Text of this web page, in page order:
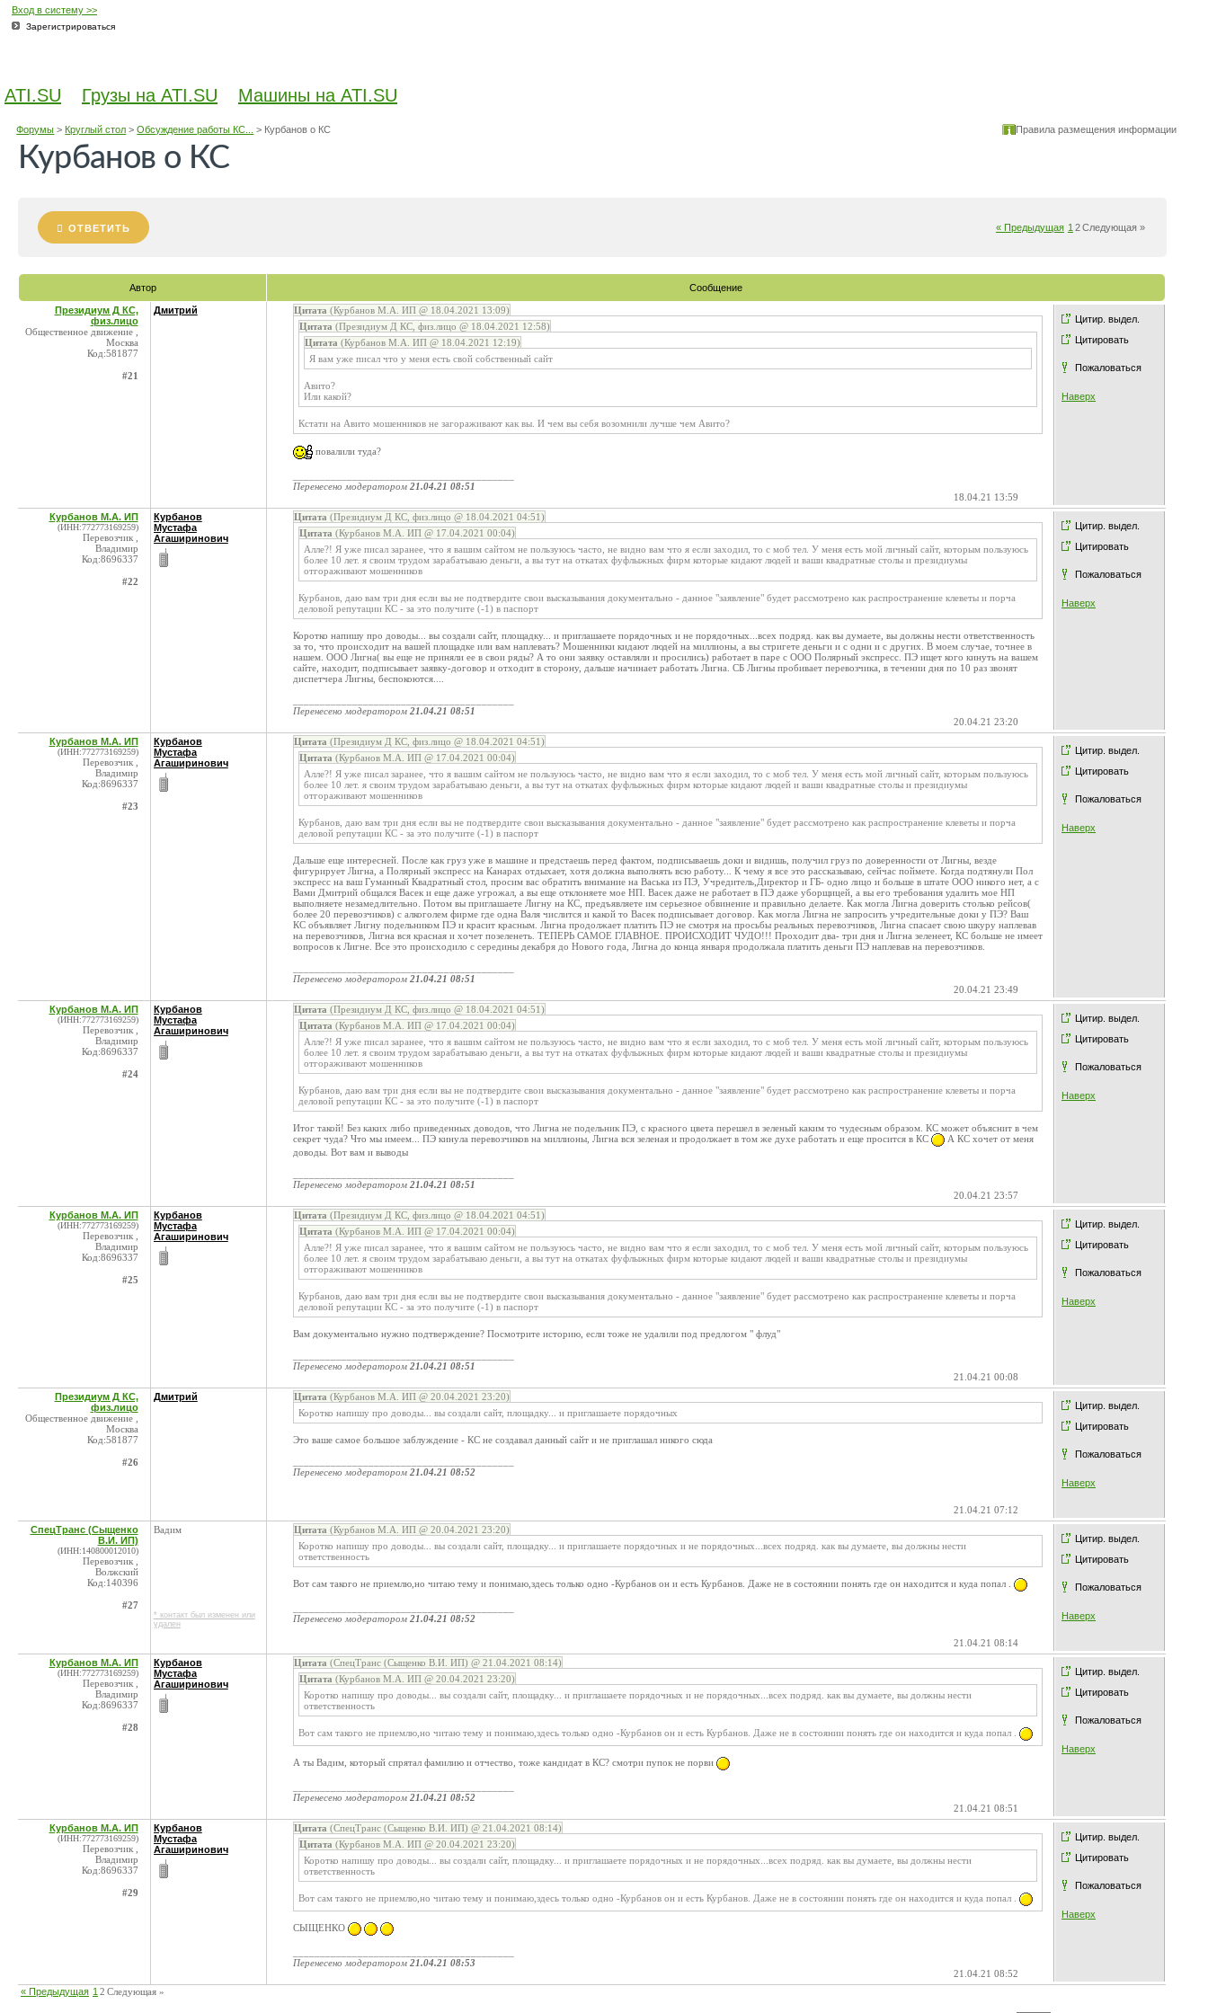
Вход в систему >>
Зарегистрироваться
ATI.SU Грузы на ATI.SU Машины на ATI.SU
Форумы >Круглый стол >Обсуждение работы КС... > Курбанов о КС Правила размещения информации
Курбанов о КС
ОТВЕТИТЬ « Предыдущая 1 2Следующая »
Автор Сообщение
Цитир. выдел.
Цитировать
Пожаловаться
Наверх
Президиум Д КС,
физ.лицо
Общественное движение ,
Москва
Код:581877
#21
Дмитрий Цитата (Курбанов М.А. ИП @ 18.04.2021 13:09)
Цитата (Президиум Д КС, физ.лицо @ 18.04.2021 12:58)
Цитата (Курбанов М.А. ИП @ 18.04.2021 12:19)
Я вам уже писал что у меня есть свой собственный сайт
Авито?
Или какой?
Кстати на Авито мошенников не загораживают как вы. И чем вы себя возомнили лучше чем Авито?
повалили туда?
Перенесено модератором 21.04.21 08:51
18.04.21 13:59
Цитир. выдел.
Цитировать
Пожаловаться
Наверх
Курбанов М.А. ИП
(ИНН:772773169259)
Перевозчик ,
Владимир
Код:8696337
#22
Курбанов
Мустафа
Агаширинович
Цитата (Президиум Д КС, физ.лицо @ 18.04.2021 04:51)
Цитата (Курбанов М.А. ИП @ 17.04.2021 00:04)
Алле?! Я уже писал заранее, что я вашим сайтом не пользуюсь часто, не видно вам что я если заходил, то с моб тел. У меня есть мой личный сайт, которым пользуюсь
более 10 лет. я своим трудом зарабатываю деньги, а вы тут на откатах фуфлыжных фирм которые кидают людей и ваши квадратные столы и президиумы
отгораживают мошенников
Курбанов, даю вам три дня если вы не подтвердите свои высказывания документально - данное "заявление" будет рассмотрено как распространение клеветы и порча
деловой репутации КС - за это получите (-1) в паспорт
Коротко напишу про доводы... вы создали сайт, площадку... и приглашаете порядочных и не порядочных...всех подряд. как вы думаете, вы должны нести ответственность
за то, что происходит на вашей площадке или вам наплевать? Мошенники кидают людей на миллионы, а вы стригете деньги и с одни и с других. В моем случае, точнее в
нашем. ООО Лигна( вы еще не приняли ее в свои ряды? А то они заявку оставляли и просились) работает в паре с ООО Полярный экспресс. ПЭ ищет кого кинуть на вашем
сайте, находит, подписывает заявку-договор и отходит в сторону, дальше начинает работать Лигна. СБ Лигны пробивает перевозчика, в течении дня по 10 раз звонят
диспетчера Лигны, беспокоются....
Перенесено модератором 21.04.21 08:51
20.04.21 23:20
Цитир. выдел.
Цитировать
Пожаловаться
Наверх
Курбанов М.А. ИП
(ИНН:772773169259)
Перевозчик ,
Владимир
Код:8696337
#23
Курбанов
Мустафа
Агаширинович
Цитата (Президиум Д КС, физ.лицо @ 18.04.2021 04:51)
Цитата (Курбанов М.А. ИП @ 17.04.2021 00:04)
Алле?! Я уже писал заранее, что я вашим сайтом не пользуюсь часто, не видно вам что я если заходил, то с моб тел. У меня есть мой личный сайт, которым пользуюсь
более 10 лет. я своим трудом зарабатываю деньги, а вы тут на откатах фуфлыжных фирм которые кидают людей и ваши квадратные столы и президиумы
отгораживают мошенников
Курбанов, даю вам три дня если вы не подтвердите свои высказывания документально - данное "заявление" будет рассмотрено как распространение клеветы и порча
деловой репутации КС - за это получите (-1) в паспорт
Дальше еще интересней. После как груз уже в машине и предстаешь перед фактом, подписываешь доки и видишь, получил груз по доверенности от Лигны, везде
фигурирует Лигна, а Полярный экспресс на Канарах отдыхает, хотя должна выполнять всю работу... К чему я все это рассказываю, сейчас поймете. Когда подтянули Пол
экспресс на ваш Гуманный Квадратный стол, просим вас обратить внимание на Васька из ПЭ, Учредитель,Директор и ГБ- одно лицо и больше в штате ООО никого нет, а с
Вами Дмитрий общался Васек и еще даже угрожал, а вы еще отклоняете мое НП. Васек даже не работает в ПЭ даже уборщицей, а вы его требования удалить мое НП
выполняете незамедлительно. Потом вы приглашаете Лигну на КС, предъявляете им серьезное обвинение и правильно делаете. Как могла Лигна доверить столько рейсов(
более 20 перевозчиков) с алкоголем фирме где одна Валя числится и какой то Васек подписывает договор. Как могла Лигна не запросить учредительные доки у ПЭ? Ваш
КС объявляет Лигну подельником ПЭ и красит красным. Лигна продолжает платить ПЭ не смотря на просьбы реальных перевозчиков, Лигна спасает свою шкуру наплевав
на перевозчиков, Лигна вся красная и хочет позеленеть. ТЕПЕРЬ САМОЕ ГЛАВНОЕ. ПРОИСХОДИТ ЧУДО!!! Проходит два- три дня и Лигна зеленеет, КС больше не имеет
вопросов к Лигне. Все это происходило с середины декабря до Нового года, Лигна до конца января продолжала платить деньги ПЭ наплевав на перевозчиков.
Перенесено модератором 21.04.21 08:51
20.04.21 23:49
Цитир. выдел.
Цитировать
Пожаловаться
Наверх
Курбанов М.А. ИП
(ИНН:772773169259)
Перевозчик ,
Владимир
Код:8696337
#24
Курбанов
Мустафа
Агаширинович
Цитата (Президиум Д КС, физ.лицо @ 18.04.2021 04:51)
Цитата (Курбанов М.А. ИП @ 17.04.2021 00:04)
Алле?! Я уже писал заранее, что я вашим сайтом не пользуюсь часто, не видно вам что я если заходил, то с моб тел. У меня есть мой личный сайт, которым пользуюсь
более 10 лет. я своим трудом зарабатываю деньги, а вы тут на откатах фуфлыжных фирм которые кидают людей и ваши квадратные столы и президиумы
отгораживают мошенников
Курбанов, даю вам три дня если вы не подтвердите свои высказывания документально - данное "заявление" будет рассмотрено как распространение клеветы и порча
деловой репутации КС - за это получите (-1) в паспорт
Итог такой! Без каких либо приведенных доводов, что Лигна не подельник ПЭ, с красного цвета перешел в зеленый каким то чудесным образом. КС может объяснит в чем
секрет чуда? Что мы имеем... ПЭ кинула перевозчиков на миллионы, Лигна вся зеленая и продолжает в том же духе работать и еще просится в КС
А КС хочет от меня
доводы. Вот вам и выводы
Перенесено модератором 21.04.21 08:51
20.04.21 23:57
Цитир. выдел.
Цитировать
Пожаловаться
Наверх
Курбанов М.А. ИП
(ИНН:772773169259)
Перевозчик ,
Владимир
Код:8696337
#25
Курбанов
Мустафа
Агаширинович
Цитата (Президиум Д КС, физ.лицо @ 18.04.2021 04:51)
Цитата (Курбанов М.А. ИП @ 17.04.2021 00:04)
Алле?! Я уже писал заранее, что я вашим сайтом не пользуюсь часто, не видно вам что я если заходил, то с моб тел. У меня есть мой личный сайт, которым пользуюсь
более 10 лет. я своим трудом зарабатываю деньги, а вы тут на откатах фуфлыжных фирм которые кидают людей и ваши квадратные столы и президиумы
отгораживают мошенников
Курбанов, даю вам три дня если вы не подтвердите свои высказывания документально - данное "заявление" будет рассмотрено как распространение клеветы и порча
деловой репутации КС - за это получите (-1) в паспорт
Вам документально нужно подтверждение? Посмотрите историю, если тоже не удалили под предлогом " флуд"
Перенесено модератором 21.04.21 08:51
21.04.21 00:08
Цитир. выдел.
Цитировать
Пожаловаться
Наверх
Президиум Д КС,
физ.лицо
Общественное движение ,
Москва
Код:581877
#26
Дмитрий Цитата (Курбанов М.А. ИП @ 20.04.2021 23:20)
Коротко напишу про доводы... вы создали сайт, площадку... и приглашаете порядочных
Это ваше самое большое заблуждение - КС не создавал данный сайт и не приглашал никого сюда
Перенесено модератором 21.04.21 08:52
21.04.21 07:12
Цитир. выдел.
Цитировать
Пожаловаться
Наверх
СпецТранс (Сыщенко
В.И. ИП)
(ИНН:140800012010)
Перевозчик ,
Волжский
Код:140396
#27
Вадим
* контакт был изменен или
удален
Цитата (Курбанов М.А. ИП @ 20.04.2021 23:20)
Коротко напишу про доводы... вы создали сайт, площадку... и приглашаете порядочных и не порядочных...всех подряд. как вы думаете, вы должны нести
ответственность
Вот сам такого не приемлю,но читаю тему и понимаю,здесь только одно -Курбанов он и есть Курбанов. Даже не в состоянии понять где он находится и куда попал .
Перенесено модератором 21.04.21 08:52
21.04.21 08:14
Цитир. выдел.
Цитировать
Пожаловаться
Наверх
Курбанов М.А. ИП
(ИНН:772773169259)
Перевозчик ,
Владимир
Код:8696337
#28
Курбанов
Мустафа
Агаширинович
Цитата (СпецТранс (Сыщенко В.И. ИП) @ 21.04.2021 08:14)
Цитата (Курбанов М.А. ИП @ 20.04.2021 23:20)
Коротко напишу про доводы... вы создали сайт, площадку... и приглашаете порядочных и не порядочных...всех подряд. как вы думаете, вы должны нести
ответственность
Вот сам такого не приемлю,но читаю тему и понимаю,здесь только одно -Курбанов он и есть Курбанов. Даже не в состоянии понять где он находится и куда попал .
А ты Вадим, который спрятал фамилию и отчество, тоже кандидат в КС? смотри пупок не порви
Перенесено модератором 21.04.21 08:52
21.04.21 08:51
Цитир. выдел.
Цитировать
Пожаловаться
Наверх
Курбанов М.А. ИП
(ИНН:772773169259)
Перевозчик ,
Владимир
Код:8696337
#29
Курбанов
Мустафа
Агаширинович
Цитата (СпецТранс (Сыщенко В.И. ИП) @ 21.04.2021 08:14)
Цитата (Курбанов М.А. ИП @ 20.04.2021 23:20)
Коротко напишу про доводы... вы создали сайт, площадку... и приглашаете порядочных и не порядочных...всех подряд. как вы думаете, вы должны нести
ответственность
Вот сам такого не приемлю,но читаю тему и понимаю,здесь только одно -Курбанов он и есть Курбанов. Даже не в состоянии понять где он находится и куда попал .
СЫЩЕНКО
Перенесено модератором 21.04.21 08:53
21.04.21 08:52
« Предыдущая 1 2 Следующая »